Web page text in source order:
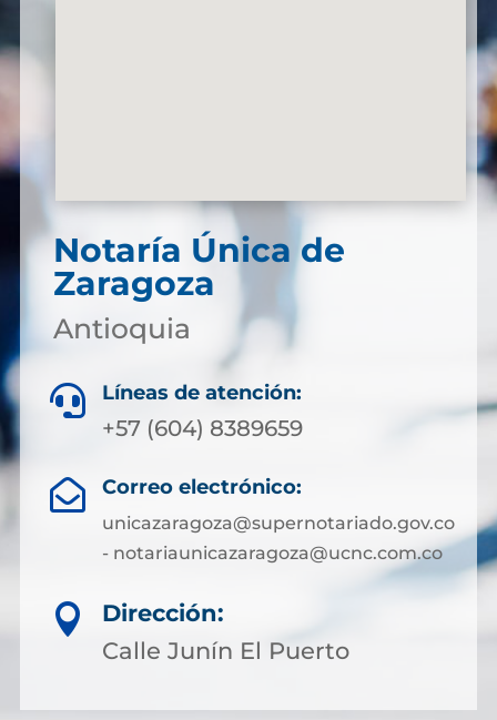
Notaría Única de
Zaragoza
Antioquia
 Líneas de atención:
+57 (604) 8389659
 Correo electrónico:
unicazaragoza@supernotariado.gov.co
- notariaunicazaragoza@ucnc.com.co

Dirección:
Calle Junín El Puerto